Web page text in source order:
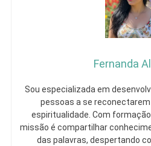
Fernanda
Sou especializada em
pessoas a se
espiritualidade. Com formação
missão é compartilhar
das palavras, despertando